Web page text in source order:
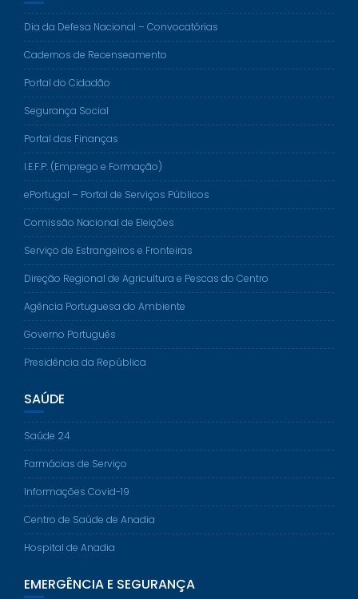
Dia da Defesa Nacional – Convocatórias
Cadernos de Recenseamento
Portal do Cidadão
Segurança Social
Portal das Finanças
I.E.F.P. (Emprego e Formação)
ePortugal – Portal de Serviços Públicos
Comissão Nacional de Eleições
Serviço de Estrangeiros e Fronteiras
Direção Regional de Agricultura e Pescas do Centro
Agência Portuguesa do Ambiente
Governo Português
Presidência da República
SAÚDE
Saúde 24
Farmácias de Serviço
Informações Covid-19
Centro de Saúde de Anadia
Hospital de Anadia
EMERGÊNCIA E SEGURANÇA